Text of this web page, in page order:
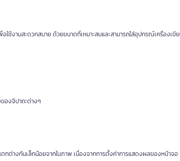
อใช้งานสะดวกสบาย ด้วยขนาดที่เหมาะสมและสามารถใส่อุปกรณ์เครื่อง
องจิปาถะต่างๆ
ต่างกันเล็กน้อยจากในภาพ เนื่องจากการตั้งค่าการแสดงผลของหน้าจอ